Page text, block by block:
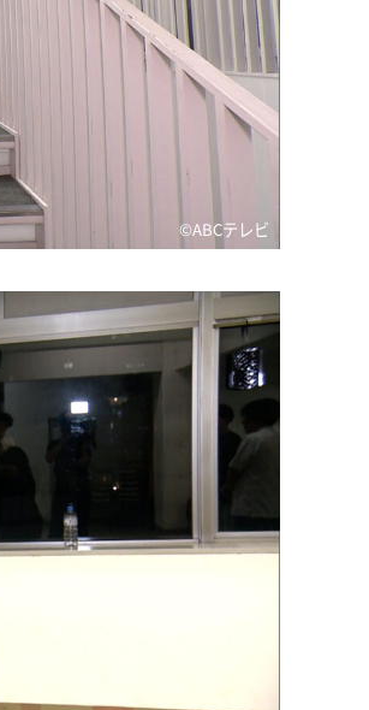
©️ABCテレビ